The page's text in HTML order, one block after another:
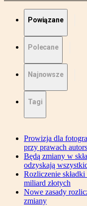
Powiązane
Polecane
Najnowsze
Tagi
Prowizja dla
przy prawach
Będą zmiany w
odzyskają
Rozliczenie
miliard złotych
Nowe zasady
zmiany